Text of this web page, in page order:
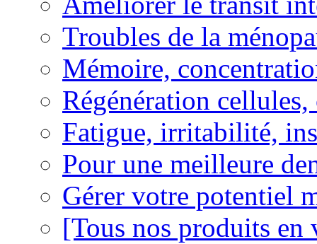
Troubles de la
Mémoire,
Régénération
Fatigue, irritabilité,
Pour une meilleure
Gérer votre potentiel
[Tous nos produits en